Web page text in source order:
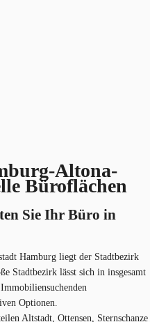
Altona-
Büroflächen
Sie Ihr Büro in
Hamburg liegt der Stadtbezirk
Stadtbezirk lässt sich in insgesamt
Optionen.
Altstadt, Ottensen, Sternschanze